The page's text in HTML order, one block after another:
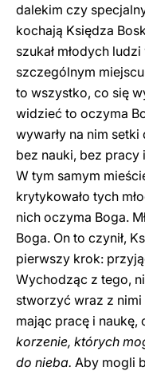
dalekim czy
kochają Księdza
szukał młodych
szczególnym
to wszystko, co się
widzieć to oczyma
wywarły na nim
bez nauki, bez pracy
W tym samym
krytykowało tych
nich oczyma Boga.
Boga. On to czynił,
pierwszy krok:
Wychodząc z tego,
stworzyć wraz z
mając pracę i naukę,
korzenie, których
do nieba. Aby mogli